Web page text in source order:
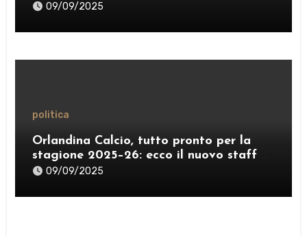
09/09/2025
politica
Orlandina Calcio, tutto pronto per la
stagione 2025–26: ecco il nuovo staff e
lo sponsor internazionale
09/09/2025